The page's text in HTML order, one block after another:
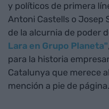
y políticos de primera
Antoni Castells o Josep
de la alcurnia de poder
Lara en Grupo Planeta"
para la historia
Catalunya que merece
mención a pie de página.